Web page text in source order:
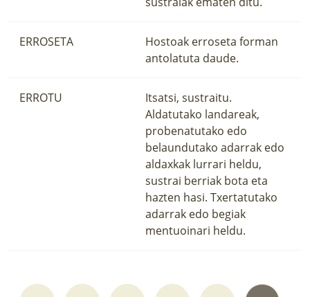
ERROSETA
Hostoak erroseta forman
antolatuta daude.
ERROTU
Itsatsi, sustraitu.
Aldatutako landareak,
probenatutako edo
belaundutako adarrak edo
aldaxkak lurrari heldu,
sustrai berriak bota eta
hazten hasi. Txertatutako
adarrak edo begiak
mentuoinari heldu.